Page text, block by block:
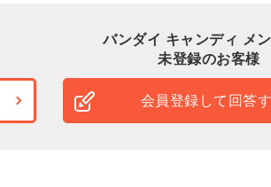
バンダイ キャンディ メ
未登録のお客様
会員登録して回答